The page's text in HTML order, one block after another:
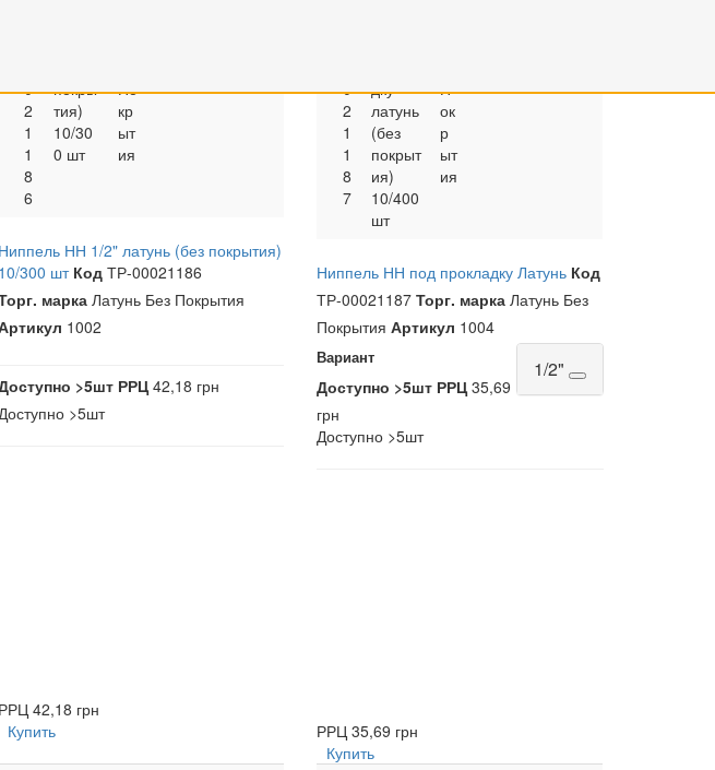
0
2
1
1
8
6
покры
тия)
10/30
0 шт
По
кр
ыт
ия
Ниппель НН 1/2" латунь (без покрытия)
10/300 шт КодТР-00021186
маркаЛатунь Без Покрытия
1002
>5шт РРЦ42,18 грн
>5шт
РРЦ 42,18 грн
Купить
0
2
1
1
8
7
дку
латунь
(без
покрыт
ия)
10/400
шт
П
ок
р
ыт
ия
Ниппель НН под прокладку Латунь Код
ТР-00021187Торг. марка Латунь Без
ПокрытияАртикул 1004
Вариант 1/2"
Доступно >5шт РРЦ35,69
грн
Доступно >5шт
РРЦ 35,69 грн
Купить